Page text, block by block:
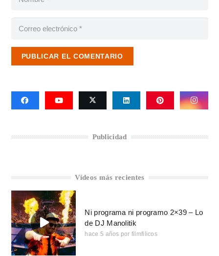
PUBLICAR EL COMENTARIO
Publicidad
Vídeos más recientes
Ni programa ni programo 2×39 – Lo
de DJ Manolitik
hace 5 años por filmfilicos